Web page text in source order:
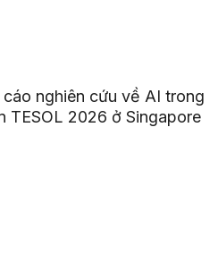
nghiên cứu về AI trong
TESOL 2026 ở Singapore